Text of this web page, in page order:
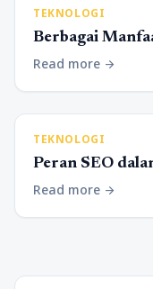
TEKNOLOGI
Berbagai
Read more arrow_forward
TEKNOLOGI
Peran SEO
Read more arrow_forward